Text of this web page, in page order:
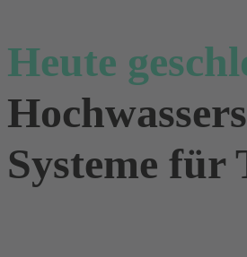
Heute
Systeme für